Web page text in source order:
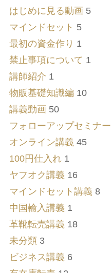
はじめに見る動画 5
マインドセット 5
最初の資金作り 1
禁止事項について 1
講師紹介 1
物販基礎知識編 10
講義動画 50
フォローアップセミナー
オンライン講義 45
100円仕入れ 1
ヤフオク講義 16
マインドセット講義 8
中国輸入講義 1
革靴転売講義 18
未分類 3
ビジネス講義 6